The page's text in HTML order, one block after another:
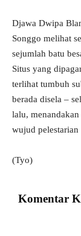
Djawa Dwipa
Songgo melihat
sejumlah batu
Situs yang
terlihat tumbuh
berada disela –
lalu,
wujud
(Tyo)
Komentar